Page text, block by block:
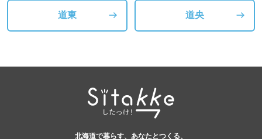
道東 道央
北海道で暮らす、あなたとつくる、